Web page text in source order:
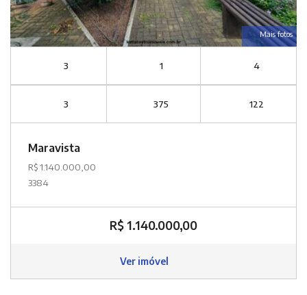
Mais fotos
3 1 4
3 375 122
Maravista
R$ 1.140.000,00
3384
R$ 1.140.000,00
Ver imóvel